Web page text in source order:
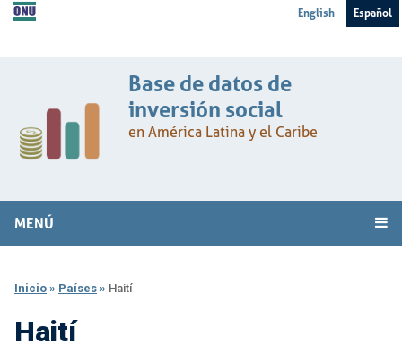
English Español
Base de datos de
inversión social
en América Latina y el Caribe
MENÚ
Inicio » Países » Haití
Haití